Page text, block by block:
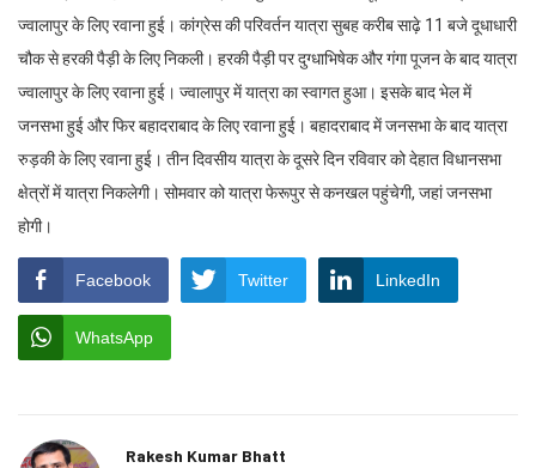
ज्वालापुर के लिए रवाना हुई। कांग्रेस की परिवर्तन यात्रा सुबह करीब साढ़े 11 बजे दूधाधारी
चौक से हरकी पैड़ी के लिए निकली। हरकी पैड़ी पर दुग्धाभिषेक और गंगा पूजन के बाद यात्रा
ज्वालापुर के लिए रवाना हुई। ज्वालापुर में यात्रा का स्वागत हुआ। इसके बाद भेल में
जनसभा हुई और फिर बहादराबाद के लिए रवाना हुई। बहादराबाद में जनसभा के बाद यात्रा
रुड़की के लिए रवाना हुई। तीन दिवसीय यात्रा के दूसरे दिन रविवार को देहात विधानसभा
क्षेत्रों में यात्रा निकलेगी। सोमवार को यात्रा फेरूपुर से कनखल पहुंचेगी, जहां जनसभा
होगी।
Facebook Twitter LinkedIn
WhatsApp
Rakesh Kumar Bhatt